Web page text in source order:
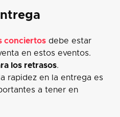
conciertos debe estar
en estos eventos.
los retrasos.
rapidez en la entrega es
a tener en